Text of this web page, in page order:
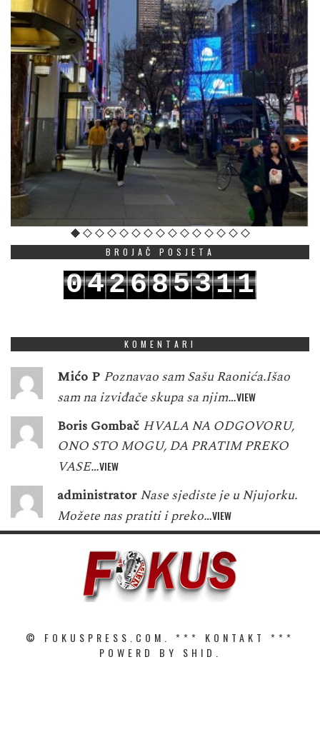
BROJAČ POSJETA
042685311
KOMENTARI
Mićo P Poznavao sam Sašu Raonića.Išao
sam na izviđače skupa sa njim…VIEW
Boris Gombač HVALA NA ODGOVORU,
ONO STO MOGU, DA PRATIM PREKO
VASE…VIEW
administrator Nase sjediste je u Njujorku.
Možete nas pratiti i preko…VIEW
© FOKUSPRESS.COM. *** KONTAKT
***
POWERD BY SHID.